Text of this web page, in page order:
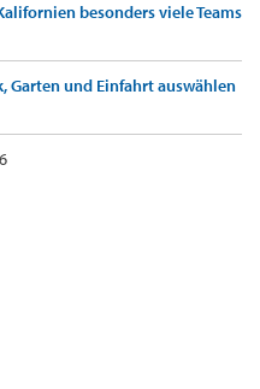
besonders viele Teams
Garten und Einfahrt auswählen